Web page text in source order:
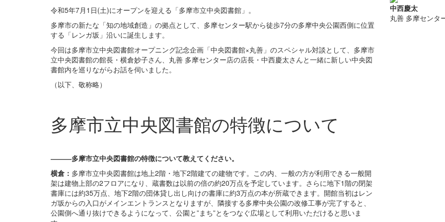
令和5年7月1日(土)にオープンを迎える「多摩市立中央図書館」。
多摩市の新たな「知の地域創造」の拠点として、多摩センター駅から徒歩7分の多摩中央公園西側に位置
する「レンガ坂」沿いに誕生します。
今回は多摩市立中央図書館オープニング記念企画「中央図書館×丸善」のスペシャル対談として、多摩市
立中央図書館の館長・横倉妙子さん、丸善 多摩センター店の店長・中西慶太さんと一緒に新しい中央図
書館内を巡りながらお話を伺いました。
（以下、敬称略）
多摩市立中央図書館の特徴について
―――多摩市立中央図書館の特徴について教えてください。
横倉： 多摩市立中央図書館は地上2階・地下2階建ての建物です。この内、一般の方が利用できる一般開
架は建物上部の2フロアになり、蔵書数は以前の倍の約20万点を予定しています。さらに地下1階の閉架
書庫には約35万点、地下2階の団体貸し出し向けの書庫に約3万点の本が所蔵できます。開館当初はレン
ガ坂からの入口がメインエントランスとなりますが、隣接する多摩中央公園の改修工事が完了すると、
公園側へ通り抜けできるようになって、公園と”まち”とをつなぐ広場として利用いただけると思いま
中西慶太
丸善 多摩センタ